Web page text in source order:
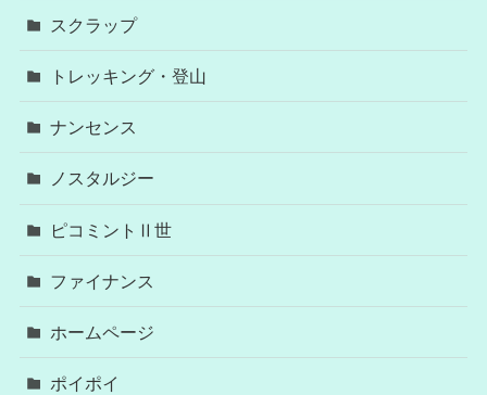
スクラップ
トレッキング・登山
ナンセンス
ノスタルジー
ピコミントⅡ世
ファイナンス
ホームページ
ポイポイ